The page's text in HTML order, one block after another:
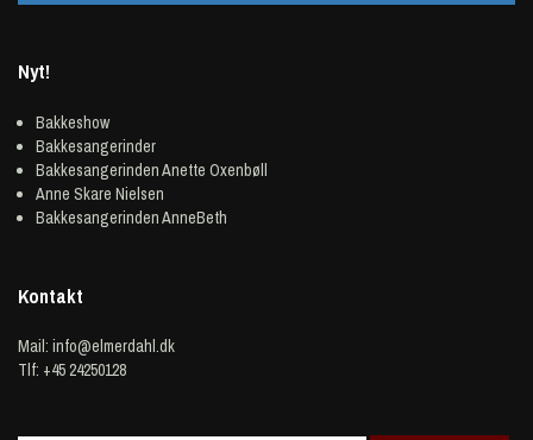
Nyt!
Bakkeshow
Bakkesangerinder
Bakkesangerinden Anette Oxenbøll
Anne Skare Nielsen
Bakkesangerinden AnneBeth
Kontakt
Mail: info@elmerdahl.dk
Tlf: +45 24250128